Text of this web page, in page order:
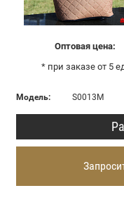
Оптовая цена:
* при заказе от 5
Модель: S0013М